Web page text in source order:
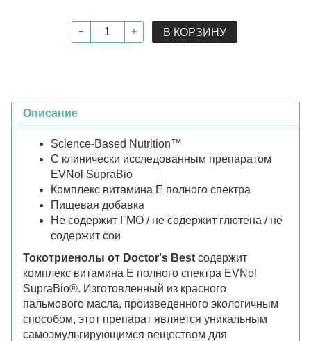
В КОРЗИНУ
Описание
Science-Based Nutrition™
С клинически исследованным препаратом
EVNol SupraBio
Комплекс витамина E полного спектра
Пищевая добавка
Не содержит ГМО / не содержит глютена / не
содержит сои
Токотриенолы от Doctor's Best содержит
комплекс витамина Е полного спектра EVNol
SupraBio®. Изготовленный из красного
пальмового масла, произведенного экологичным
способом, этот препарат является уникальным
самоэмульгирующимся веществом для